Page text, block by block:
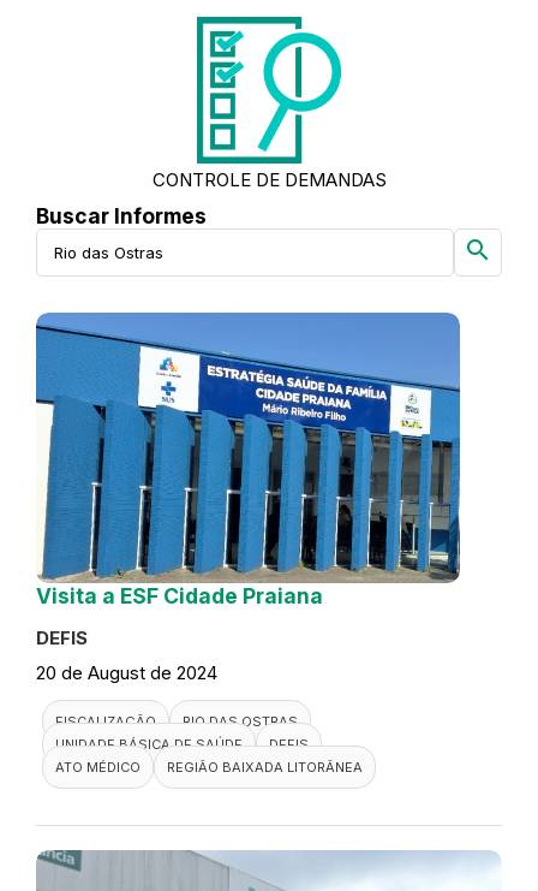
CONTROLE DE DEMANDAS
Buscar Informes
search
Visita a ESF Cidade Praiana
DEFIS
20 de August de 2024
FISCALIZAÇÃO
RIO DAS OSTRAS
UNIDADE BÁSICA DE SAÚDE
DEFIS
ATO MÉDICO
REGIÃO BAIXADA LITORÂNEA